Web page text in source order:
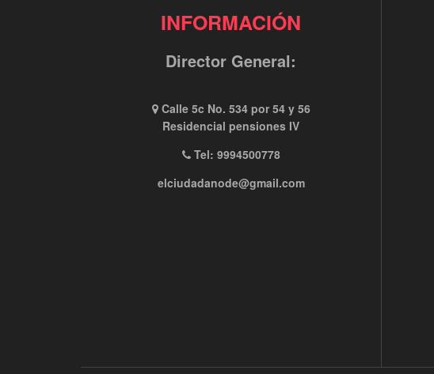
INFORMACIÓN
Director General:
Calle 5c No. 534 por 54 y 56
Residencial pensiones IV
Tel: 9994500778
elciudadanode@gmail.com